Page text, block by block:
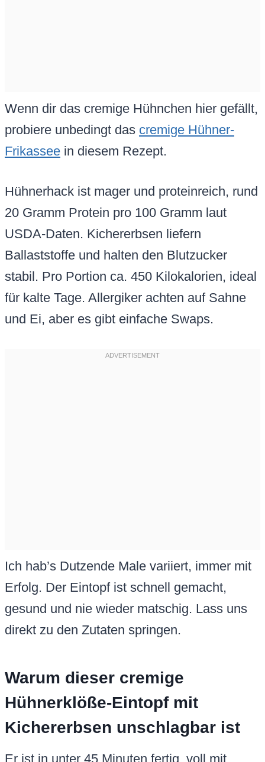
Wenn dir das cremige Hühnchen hier gefällt,
probiere unbedingt das cremige Hühner-
Frikassee in diesem Rezept.
Hühnerhack ist mager und proteinreich, rund
20 Gramm Protein pro 100 Gramm laut
USDA-Daten. Kichererbsen liefern
Ballaststoffe und halten den Blutzucker
stabil. Pro Portion ca. 450 Kilokalorien, ideal
für kalte Tage. Allergiker achten auf Sahne
und Ei, aber es gibt einfache Swaps.
Ich hab’s Dutzende Male variiert, immer mit
Erfolg. Der Eintopf ist schnell gemacht,
gesund und nie wieder matschig. Lass uns
direkt zu den Zutaten springen.
Warum dieser cremige
Hühnerklöße-Eintopf mit
Kichererbsen unschlagbar ist
Er ist in unter 45 Minuten fertig, voll mit